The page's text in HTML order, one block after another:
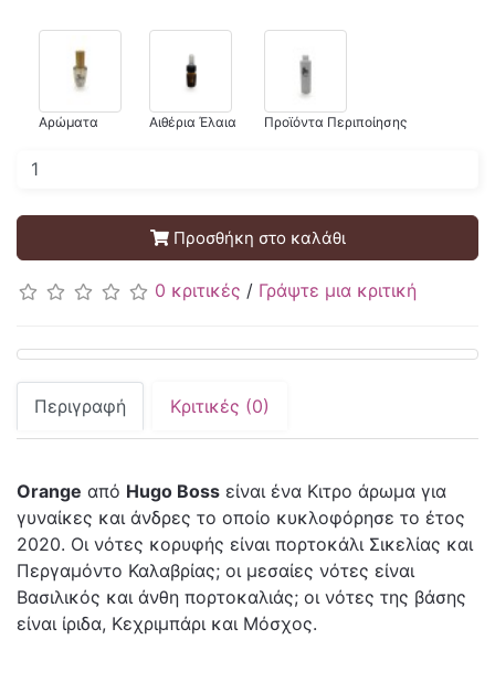
Αρώματα Αιθέρια Έλαια Προϊόντα Περιποίησης
Προσθήκη στο καλάθι
0 κριτικές / Γράψτε μια κριτική
Περιγραφή Κριτικές (0)
Orange από Hugo Boss είναι ένα Κιτρο άρωμα για
γυναίκες και άνδρες το οποίο κυκλοφόρησε το έτος
2020. Οι νότες κορυφής είναι πορτοκάλι Σικελίας και
Περγαμόντο Καλαβρίας; οι μεσαίες νότες είναι
Βασιλικός και άνθη πορτοκαλιάς; οι νότες της βάσης
είναι ίριδα, Κεχριμπάρι και Μόσχος.